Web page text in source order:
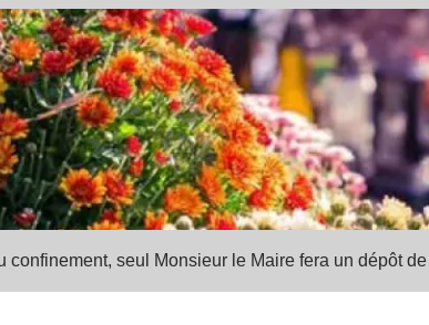
confinement, seul Monsieur le Maire fera un dépôt